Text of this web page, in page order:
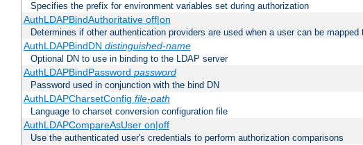
Specifies the prefix for environment variables set during authorization
AuthLDAPBindAuthoritative off|on
Determines if other authentication providers are used when a user can be
AuthLDAPBindDN distinguished-name
Optional DN to use in binding to the LDAP server
AuthLDAPBindPassword password
Password used in conjunction with the bind DN
AuthLDAPCharsetConfig file-path
Language to charset conversion configuration file
AuthLDAPCompareAsUser on|off
Use the authenticated user's credentials to perform authorization comparisons